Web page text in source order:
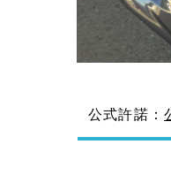
公式許諾：